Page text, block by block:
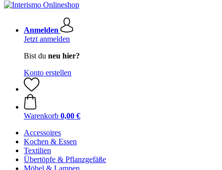
Anmelden
Jetzt anmelden
Bist du neu hier?
Konto erstellen
Warenkorb 0,00 €
Accessoires
Kochen & Essen
Textilien
Übertöpfe & Pflanzgefäße
Möbel & Lampen